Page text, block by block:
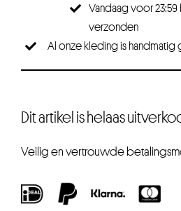
Vandaag voor
verzonden
Al onze kleding is handmatig
Dit artikel is helaas
Veilig en vertrouwde